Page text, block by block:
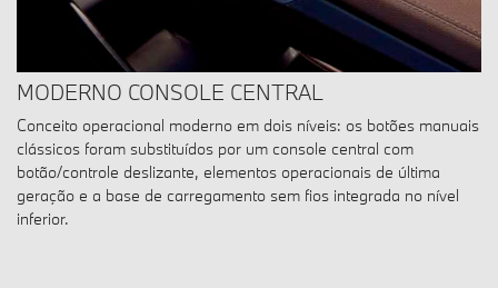
MODERNO CONSOLE CENTRAL
Conceito operacional moderno em dois níveis: os botões manuais
clássicos foram substituídos por um console central com
botão/controle deslizante, elementos operacionais de última
geração e a base de carregamento sem fios integrada no nível
inferior.